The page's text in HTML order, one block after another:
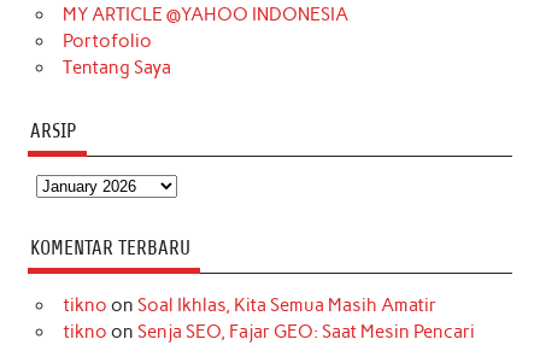
MY ARTICLE @YAHOO INDONESIA
Portofolio
Tentang Saya
ARSIP
Arsip
KOMENTAR TERBARU
tikno on Soal Ikhlas, Kita Semua Masih Amatir
tikno on Senja SEO, Fajar GEO: Saat Mesin Pencari